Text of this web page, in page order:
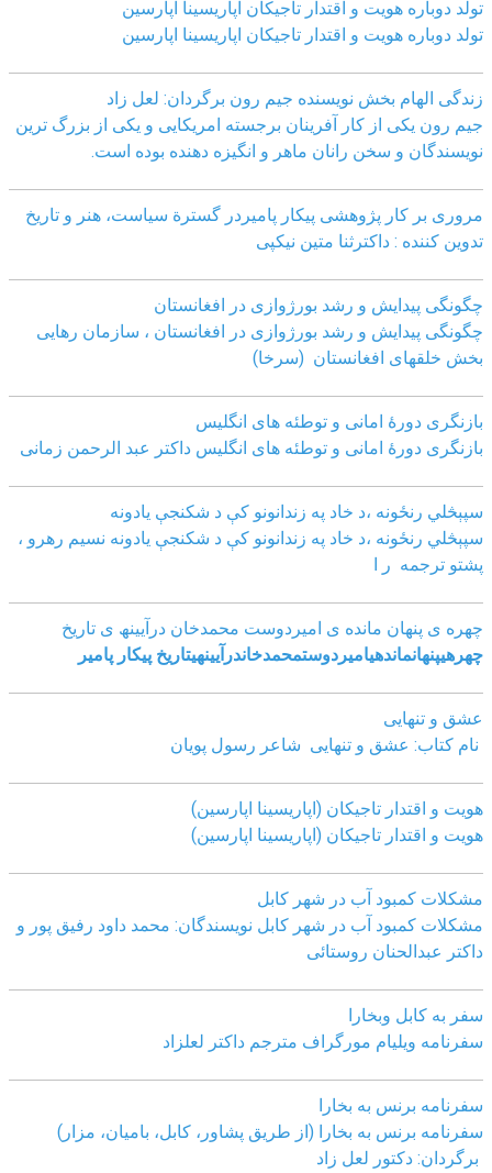
تولد دوباره هویت و اقتدار تاجیکان اپاریسینا اپارسین
تولد دوباره هویت و اقتدار تاجیکان اپاریسینا اپارسین
زندگی الهام بخش نویسنده جیم رون برگردان: لعل زاد
جیم رون یکی از کار آفرینان برجسته امریکایی و یکی از بزرگ ترین
نویسندگان و سخن رانان ماهر و انگیزه دهنده بوده است.
مروری بر کار پژوهشی پیکار پامیردر گسترة سیاست، هنر و تاریخ
تدوین کننده : داکترثنا متین نیکپی
چگونگی پیدایش و رشد بورژوازی در افغانستان
چگونگی پیدایش و رشد بورژوازی در افغانستان ، سازمان رهایی
بخش خلقهای افغانستان (سرخا)
بازنگرى دورۀ امانى و توطئه هاى انگليس
بازنگرى دورۀ امانى و توطئه هاى انگليس داکتر عبد الرحمن زمانى
سپېڅلي رنځونه ،د خاد په زندانونو کې د شکنجې یادونه
سپېڅلي رنځونه ،د خاد په زندانونو کې د شکنجې یادونه نسیم رهرو ،
پشتو ترجمه ر ا
چھره ی پنھان مانده ی امیردوست محمدخان درآیینھ ی تاریخ
چھرهیپنھانماندهیامیردوستمحمدخاندرآیینھیتاریخ پیکار پامیر
عشق و تنهایی
نام کتاب: عشق و تنهایی شاعر رسول پویان
هویت و اقتدار تاجیکان (اپاریسینا اپارسین)
هویت و اقتدار تاجیکان (اپاریسینا اپارسین)
مشکلات کمبود آب در شهر کابل
مشکلات کمبود آب در شهر کابل نویسندگان: محمد داود رفیق پور و
داکتر عبدالحنان روستائی
سفر به کابل وبخارا
سفرنامه ویلیام مورگراف مترجم داکتر لعلزاد
سفرنامه برنس به بخارا
سفرنامه برنس به بخارا (از طریق پشاور، کابل، بامیان، مزار)
برگردان: دکتور لعل زاد